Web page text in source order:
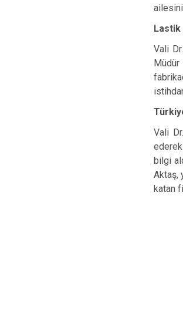
Lastik
Vali
Müdür
Vali
bilgi
Aktaş,
katan